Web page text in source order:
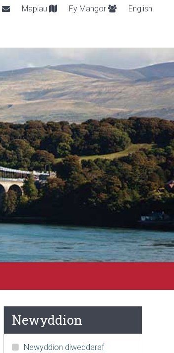
Mapiau Fy Mangor English
Newyddion
Newyddion diweddaraf